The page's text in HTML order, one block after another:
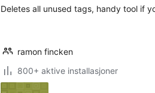
Deletes all unused tags, handy tool if
ramon fincken
800+ aktive installasjoner